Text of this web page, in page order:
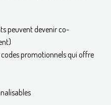
peuvent devenir co-
promotionnels qui offre